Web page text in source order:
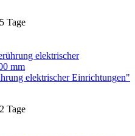
Tage
elektrischer Einrichtungen"
Tage